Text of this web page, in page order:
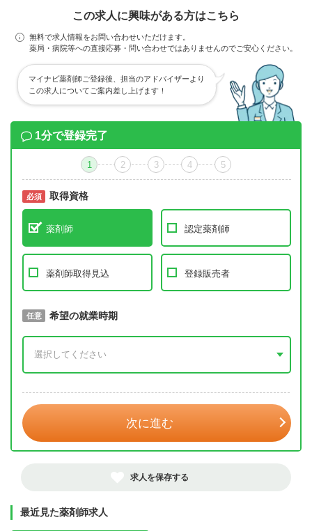
この求人に興味がある方はこちら
無料で求人情報をお問い合わせいただけます。
薬局・病院等への直接応募・問い合わせではありませんのでご安心ください。
マイナビ薬剤師ご登録後、担当のアドバイザーより
この求人についてご案内差し上げます！
1分で登録完了
1 2 3 4 5
必須 取得資格
薬剤師 認定薬剤師
薬剤師取得見込 登録販売者
必須 取得予定年
任意 希望の就業時期
次に進む
求人を保存する
最近見た薬剤師求人